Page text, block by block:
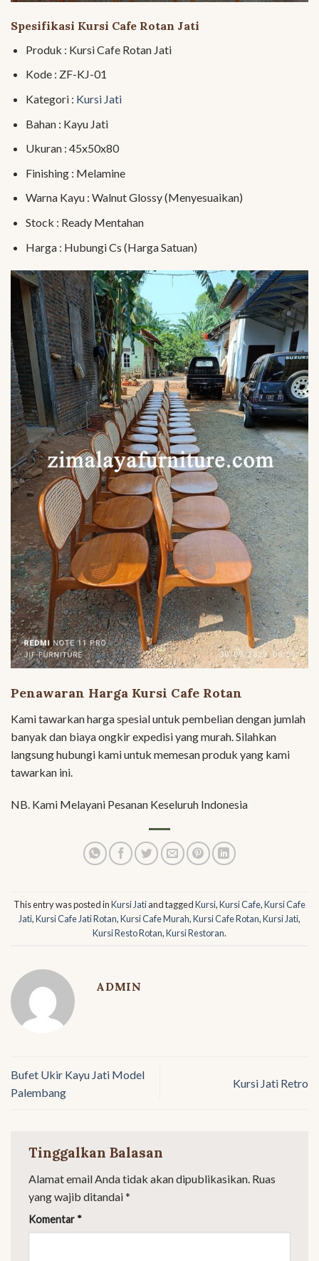
Spesifikasi Kursi Cafe Rotan Jati
Produk : Kursi Cafe Rotan Jati
Kode : ZF-KJ-01
Kategori : Kursi Jati
Bahan : Kayu Jati
Ukuran : 45x50x80
Finishing : Melamine
Warna Kayu : Walnut Glossy (Menyesuaikan)
Stock : Ready Mentahan
Harga : Hubungi Cs (Harga Satuan)
Penawaran Harga Kursi Cafe Rotan
Kami tawarkan harga spesial untuk pembelian dengan jumlah
banyak dan biaya ongkir expedisi yang murah. Silahkan
langsung hubungi kami untuk memesan produk yang kami
tawarkan ini.
NB. Kami Melayani Pesanan Keseluruh Indonesia
This entry was posted inKursi Jatiand taggedKursi,Kursi Cafe,Kursi Cafe
Jati,Kursi Cafe Jati Rotan,Kursi Cafe Murah,Kursi Cafe Rotan,Kursi Jati,
Kursi Resto Rotan,Kursi Restoran.
ADMIN
Bufet Ukir Kayu Jati Model
Palembang
Kursi Jati Retro
Tinggalkan Balasan
Alamat email Anda tidak akan dipublikasikan. Ruas
yang wajib ditandai*
Komentar *